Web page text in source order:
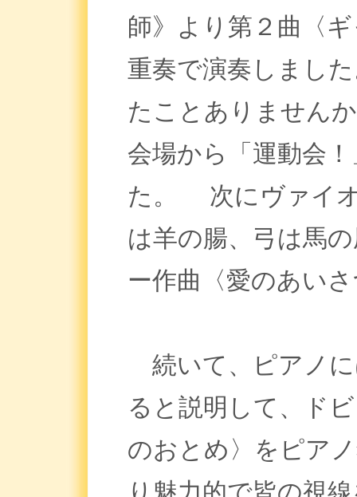
師》より第２曲〈
重奏で演奏しまし
たことありません
会場から「運動会
た。 次にヴァイ
は羊の腸、弓は馬
ー作曲〈愛のあい
続いて、ピアノ
ると説明して、ド
のおとめ〉をピア